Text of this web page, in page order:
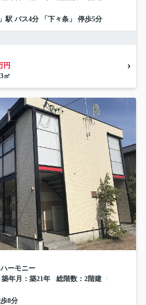
」駅 バス4分 「下々条」 停歩5分
円
㎡
ーモニー
築年月 築21年 総階数
2階建
8分